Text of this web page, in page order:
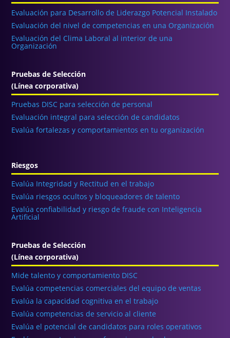
Evaluación para Desarrollo de Liderazgo Potencial Instalado
Evaluación del nivel de competencias en una Organización
Evaluación del Clima Laboral al interior de una
Organización
Pruebas de Selección
(Línea corporativa)
Pruebas DISC para selección de personal
Evaluación integral para selección de candidatos
Evalúa fortalezas y comportamientos en tu organización
Riesgos
Evalúa Integridad y Rectitud en el trabajo
Evalúa riesgos ocultos y bloqueadores de talento
Evalúa confiabilidad y riesgo de fraude con Inteligencia
Artificial
Pruebas de Selección
(Línea corporativa)
Mide talento y comportamiento DISC
Evalúa competencias comerciales del equipo de ventas
Evalúa la capacidad cognitiva en el trabajo
Evalúa competencias de servicio al cliente
Evalúa el potencial de candidatos para roles operativos